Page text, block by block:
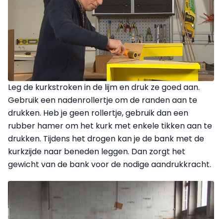
Leg de kurkstroken in de lijm en druk ze goed aan.
Gebruik een naden­rollertje om de randen aan te
drukken. Heb je geen rollertje, gebruik dan een
rubber hamer om het kurk met enkele tikken aan te
drukken. Tijdens het drogen kan je de bank met de
kurkzijde naar beneden leggen. Dan zorgt het
gewicht van de bank voor de nodige aandrukkracht.